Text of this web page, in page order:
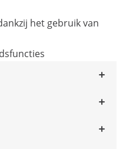
het gebruik van